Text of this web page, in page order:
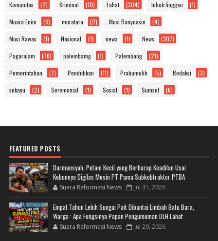
Komunitas (2) Kriminal (10) Lahat (304) lubuk linggau (1)
Muara Enim (8) muratara (2) Musi Banyuasin (4)
Musi Rawas (1) Nasional (1) newa (1) News (307)
Pagaralam (76) palembamg (1) Palembang (21)
Pemerintahan (7) Pendidikan (11) Prabumulih (5) Redaksi (3)
sekayu (2) Seremonial (1) Sosial (1) Sumsel (6)
FEATURED POSTS
Darmansyah, Petani Kecil yang Berharap Keadilan Usai
Kebunnya Digilas Mesin PT Pama Subkobtraktor PTBA
Suara Reformasi News Jul 31, 2026
Empat Tahun Lebih Sungai Pait Dibantai Limbah Batu Bara,
Warga : Apa Fungsinya Papan Pengumuman DLH Lahat
Suara Reformasi News Jul 29, 2026